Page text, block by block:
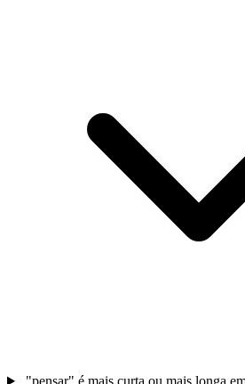
"pensar" é mais curta ou mais longa